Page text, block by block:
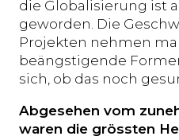
die Globalisierung ist
geworden. Die
Projekten nehmen
beängstigende
sich, ob das noch
Abgesehen vom
waren die grössten